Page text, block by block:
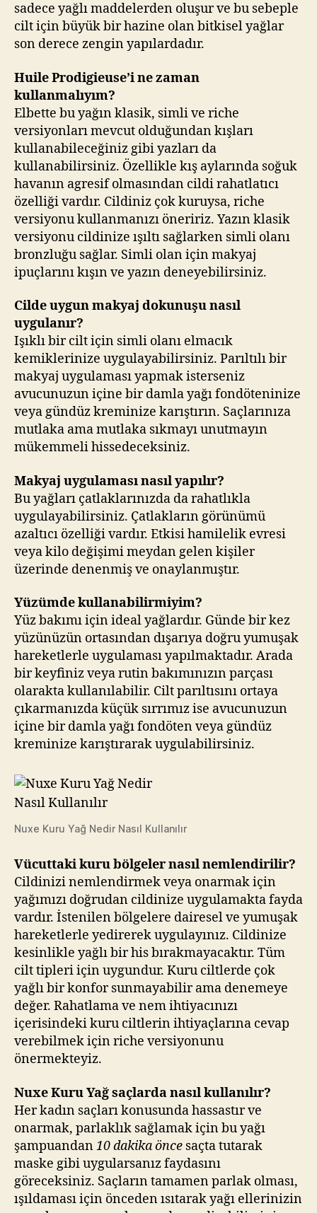
sadece yağlı maddelerden oluşur ve bu sebeple
cilt için büyük bir hazine olan bitkisel yağlar
son derece zengin yapılardadır.
Huile Prodigieuse’i ne zaman
kullanmalıyım?
Elbette bu yağın klasik, simli ve riche
versiyonları mevcut olduğundan kışları
kullanabileceğiniz gibi yazları da
kullanabilirsiniz. Özellikle kış aylarında soğuk
havanın agresif olmasından cildi rahatlatıcı
özelliği vardır. Cildiniz çok kuruysa, riche
versiyonu kullanmanızı öneririz. Yazın klasik
versiyonu cildinize ışıltı sağlarken simli olanı
bronzluğu sağlar. Simli olan için makyaj
ipuçlarını kışın ve yazın deneyebilirsiniz.
Cilde uygun makyaj dokunuşu nasıl
uygulanır?
Işıklı bir cilt için simli olanı elmacık
kemiklerinize uygulayabilirsiniz. Parıltılı bir
makyaj uygulaması yapmak isterseniz
avucunuzun içine bir damla yağı fondöteninize
veya gündüz kreminize karıştırın. Saçlarınıza
mutlaka ama mutlaka sıkmayı unutmayın
mükemmeli hissedeceksiniz.
Makyaj uygulaması nasıl yapılır?
Bu yağları çatlaklarınızda da rahatlıkla
uygulayabilirsiniz. Çatlakların görünümü
azaltıcı özelliği vardır. Etkisi hamilelik evresi
veya kilo değişimi meydan gelen kişiler
üzerinde denenmiş ve onaylanmıştır.
Yüzümde kullanabilirmiyim?
Yüz bakımı için ideal yağlardır. Günde bir kez
yüzünüzün ortasından dışarıya doğru yumuşak
hareketlerle uygulaması yapılmaktadır. Arada
bir keyfiniz veya rutin bakımınızın parçası
olarakta kullanılabilir. Cilt parıltısını ortaya
çıkarmanızda küçük sırrımız ise avucunuzun
içine bir damla yağı fondöten veya gündüz
kreminize karıştırarak uygulabilirsiniz.
Nuxe Kuru Yağ Nedir Nasıl Kullanılır
Vücuttaki kuru bölgeler nasıl nemlendirilir?
Cildinizi nemlendirmek veya onarmak için
yağımızı doğrudan cildinize uygulamakta fayda
vardır. İstenilen bölgelere dairesel ve yumuşak
hareketlerle yedirerek uygulayınız. Cildinize
kesinlikle yağlı bir his bırakmayacaktır. Tüm
cilt tipleri için uygundur. Kuru ciltlerde çok
yağlı bir konfor sunmayabilir ama denemeye
değer. Rahatlama ve nem ihtiyacınızı
içerisindeki kuru ciltlerin ihtiyaçlarına cevap
verebilmek için riche versiyonunu
önermekteyiz.
Nuxe Kuru Yağ saçlarda nasıl kullanılır?
Her kadın saçları konusunda hassastır ve
onarmak, parlaklık sağlamak için bu yağı
şampuandan10 dakika önce saçta tutarak
maske gibi uygularsanız faydasını
göreceksiniz. Saçların tamamen parlak olması,
ışıldaması için önceden ısıtarak yağı ellerinizin